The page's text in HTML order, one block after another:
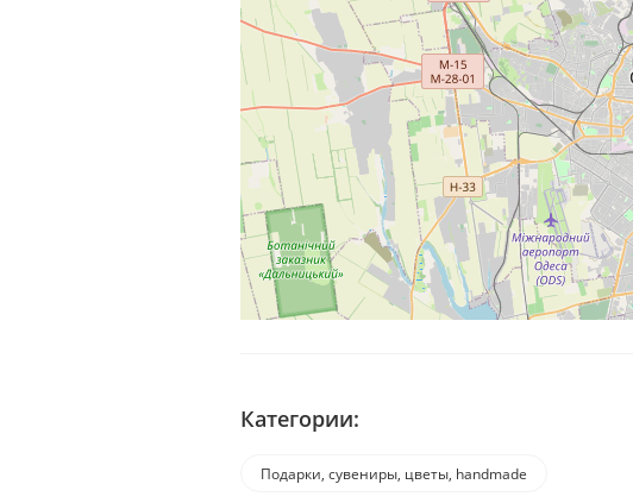
Категории:
Подарки, сувениры, цветы, handmade